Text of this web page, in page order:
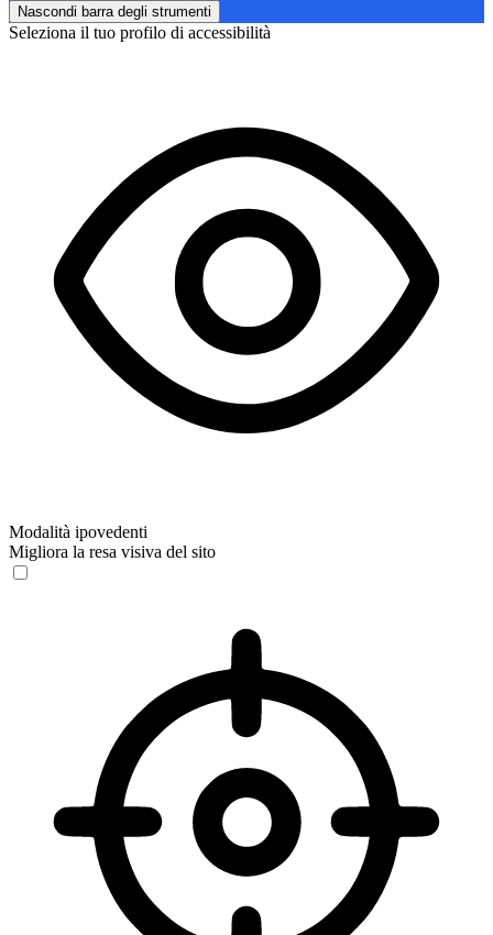
Nascondi barra degli strumenti
Seleziona il tuo profilo di accessibilità
Modalità ipovedenti
Migliora la resa visiva del sito